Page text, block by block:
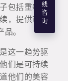
包括重新配
，提供可灌
。
这一趋势驱
们是可持续
他们的美容
线
咨
询